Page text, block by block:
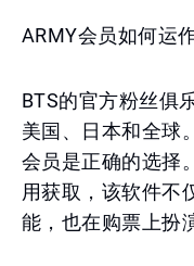
ARMY会员如何运
BTS的官方粉丝俱
美国、日本和全球
会员是正确的选择
用获取，该软件不
能，也在购票上扮